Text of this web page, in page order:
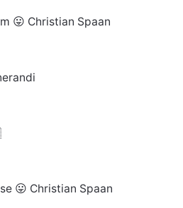
😛 Christian Spaan
😛 Christian Spaan